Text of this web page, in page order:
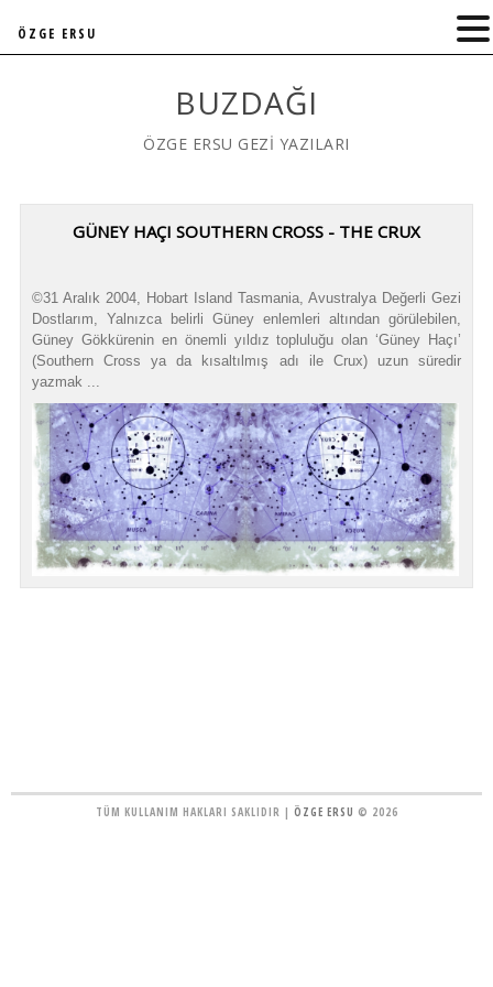
BUZDAĞI
ÖZGE ERSU GEZİ YAZILARI
GÜNEY HAÇI SOUTHERN CROSS - THE CRUX
©31 Aralık 2004, Hobart Island Tasmania, Avustralya Değerli Gezi
Dostlarım, Yalnızca belirli Güney enlemleri altından görülebilen,
Güney Gökkürenin en önemli yıldız topluluğu olan ‘Güney Haçı’
(Southern Cross ya da kısaltılmış adı ile Crux) uzun süredir
yazmak ...
TÜM KULLANIM HAKLARI SAKLIDIR | ÖZGE ERSU © 2026
ÖZGE ERSU